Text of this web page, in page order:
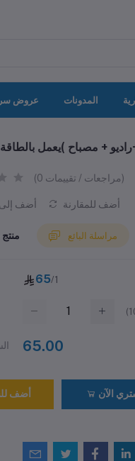
عروض المدونات
(0 مراجعات / تقييمات)
أضف أضف للمقارنة
مراسلة البائع
65/1
(
65.00
أضف الآن